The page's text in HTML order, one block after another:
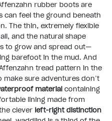
rubber boots are
can feel the ground beneath
The thin, extremely flexible
and the natural shape
to grow and spread out—
barefoot in the mud. And
tread pattern in the
make sure adventures don’t
material containing
lining made from
clever left-right distinction